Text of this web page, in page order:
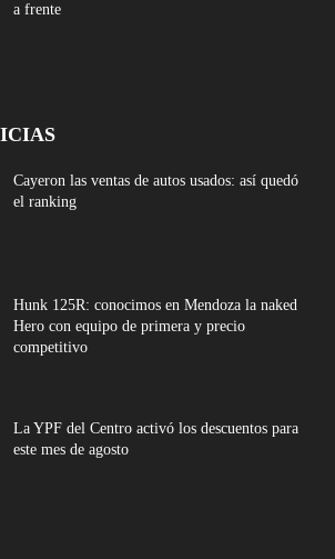
a frente
Cayeron las ventas de autos usados: así quedó
el ranking
Hunk 125R: conocimos en Mendoza la naked
Hero con equipo de primera y precio
competitivo
La YPF del Centro activó los descuentos para
este mes de agosto